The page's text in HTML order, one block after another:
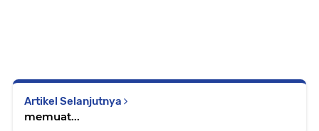
Artikel Selanjutnya
memuat...